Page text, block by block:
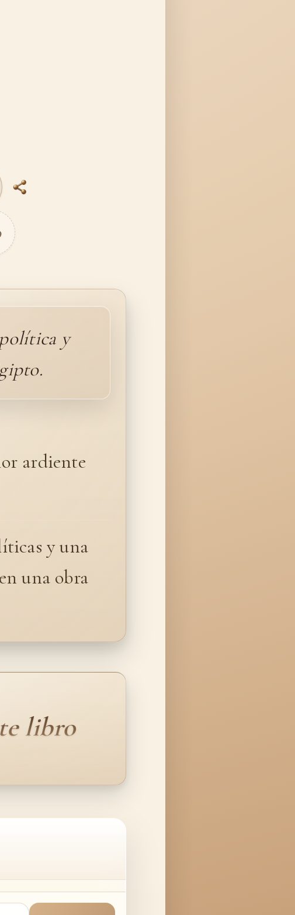
y
ardiente
y una
una obra
libro